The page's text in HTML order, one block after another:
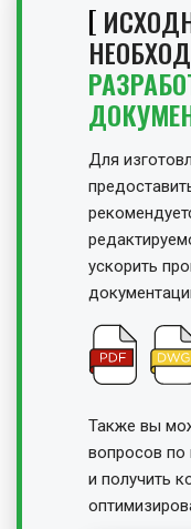
Для
ускорить
Также вы
вопросов по
и получить